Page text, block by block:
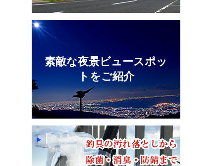
素敵な夜景ビュースポッ
トをご紹介